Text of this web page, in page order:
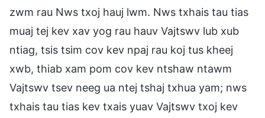
zwm rau Nws txoj hauj lwm. Nws txhais tau tias
muaj tej kev xav yog rau hauv Vajtswv lub xub
ntiag, tsis tsim cov kev npaj rau koj tus kheej
xwb, thiab xam pom cov kev ntshaw ntawm
Vajtswv tsev neeg ua ntej tshaj txhua yam; nws
txhais tau tias kev txais yuav Vajtswv txoj kev